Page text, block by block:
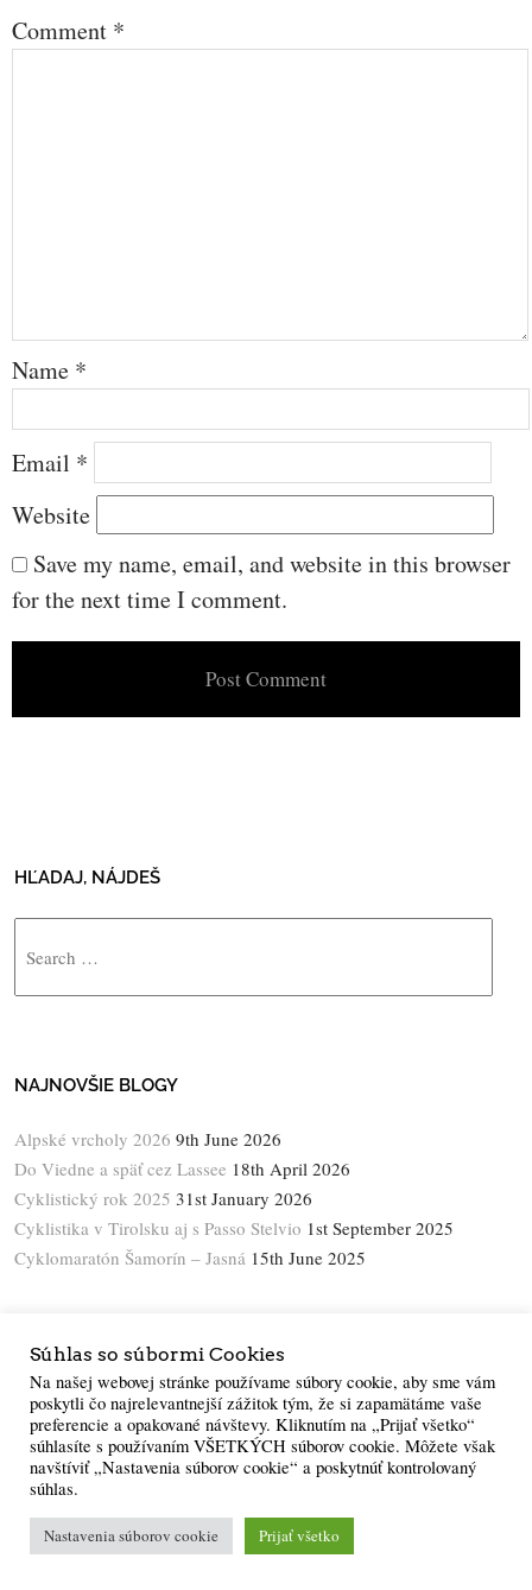
Comment *
Name *
Email *
Website
Save my name, email, and website in this browser
for the next time I comment.
HĽADAJ, NÁJDEŠ
NAJNOVŠIE BLOGY
Alpské vrcholy 2026 9th June 2026
Do Viedne a späť cez Lassee 18th April 2026
Cyklistický rok 2025 31st January 2026
Cyklistika v Tirolsku aj s Passo Stelvio 1st September 2025
Cyklomaratón Šamorín – Jasná 15th June 2025
AUGUST 2026
M T W T F S
1
3
4 5 6 7
Súhlas so súbormi Cookies
Na našej webovej stránke používame súbory cookie, aby sme vám
poskytli čo najrelevantnejší zážitok tým, že si zapamätáme vaše
preferencie a opakované návštevy. Kliknutím na „Prijať všetko“
súhlasíte s používaním VŠETKÝCH súborov cookie. Môžete však
navštíviť „Nastavenia súborov cookie“ a poskytnúť kontrolovaný
súhlas.
Nastavenia súborov cookie Prijať všetko